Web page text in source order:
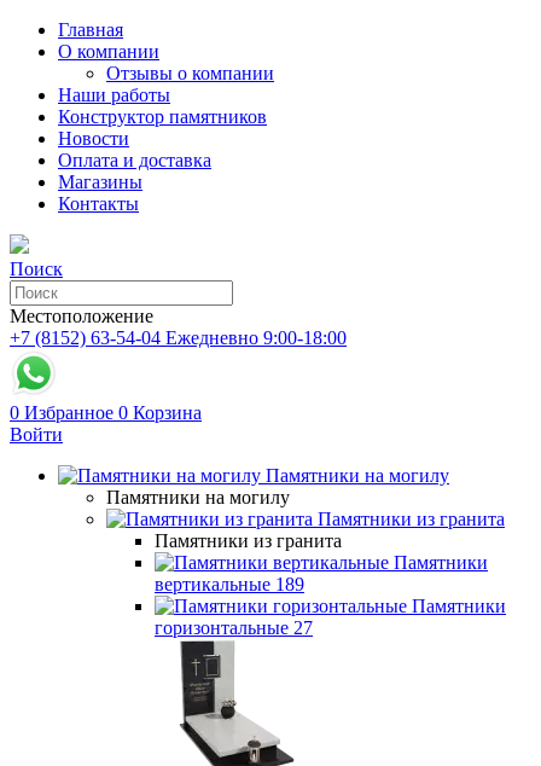
Главная
О компании
Отзывы о компании
Наши работы
Конструктор памятников
Новости
Оплата и доставка
Магазины
Контакты
Поиск
Местоположение
+7 (8152) 63-54-04 Ежедневно 9:00-18:00
0 Избранное 0 Корзина
Войти
Памятники на могилу
Памятники на могилу
Памятники из гранита
Памятники из гранита
Памятники
вертикальные 189
Памятники
горизонтальные 27